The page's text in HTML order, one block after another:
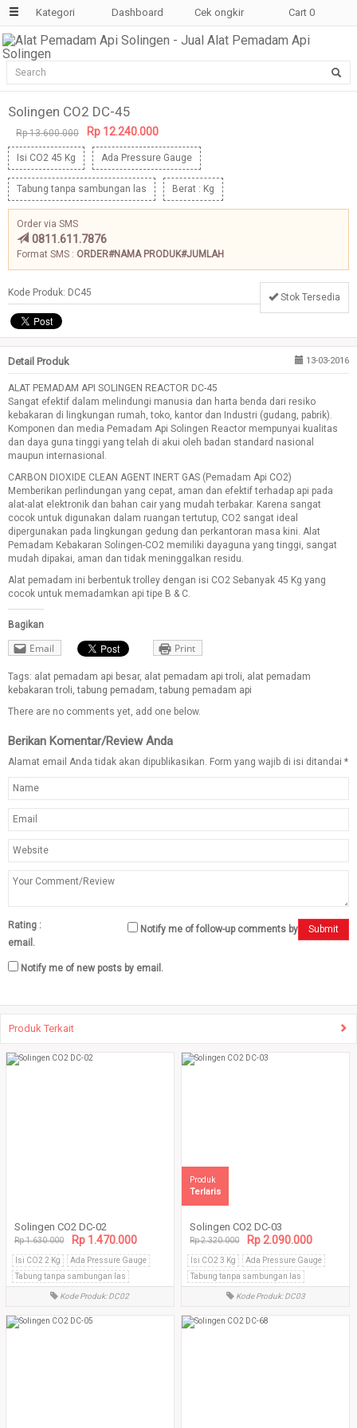
Kategori Dashboard Cek ongkir Cart 0
Solingen CO2 DC-45
Rp 13.600.000 Rp 12.240.000
Isi CO2 45 Kg Ada Pressure Gauge
Tabung tanpa sambungan las Berat : Kg
Order via SMS
0811.611.7876
Format SMS : ORDER#NAMA PRODUK#JUMLAH
Kode Produk: DC45 Stok Tersedia
Detail Produk 13-03-2016
ALAT PEMADAM API SOLINGEN REACTOR DC-45
Sangat efektif dalam melindungi manusia dan harta benda dari resiko
kebakaran di lingkungan rumah, toko, kantor dan Industri (gudang, pabrik).
Komponen dan media Pemadam Api Solingen Reactor mempunyai kualitas
dan daya guna tinggi yang telah di akui oleh badan standard nasional
maupun internasional.
CARBON DIOXIDE CLEAN AGENT INERT GAS (Pemadam Api CO2)
Memberikan perlindungan yang cepat, aman dan efektif terhadap api pada
alat-alat elektronik dan bahan cair yang mudah terbakar. Karena sangat
cocok untuk digunakan dalam ruangan tertutup, CO2 sangat ideal
dipergunakan pada lingkungan gedung dan perkantoran masa kini. Alat
Pemadam Kebakaran Solingen-CO2 memiliki dayaguna yang tinggi, sangat
mudah dipakai, aman dan tidak meninggalkan residu.
Alat pemadam ini berbentuk trolley dengan isi CO2 Sebanyak 45 Kg yang
cocok untuk memadamkan api tipe B & C.
Bagikan
Email Print
Tags: alat pemadam api besar, alat pemadam api troli, alat pemadam
kebakaran troli,tabung pemadam,tabung pemadam api
There are no comments yet, add one below.
Berikan Komentar/Review Anda
Alamat email Anda tidak akan dipublikasikan. Form yang wajib di isi ditandai *
Rating : Submit
Notify me of follow-up comments by
email.
Notify me of new posts by email.
Produk Terkait
Solingen CO2 DC-02
Rp 1.630.000 Rp 1.470.000
Isi CO2 2 Kg
Ada Pressure Gauge
Tabung tanpa sambungan las
Kode Produk: DC02
Solingen CO2 DC-03
Produk
Terlaris
Rp 2.320.000 Rp 2.090.000
Isi CO2 3 Kg
Ada Pressure Gauge
Tabung tanpa sambungan las
Kode Produk: DC03